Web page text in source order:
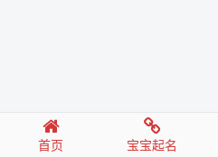
首页 宝宝起名